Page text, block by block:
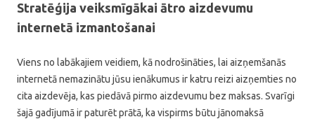
Stratēģija veiksmīgākai ātro aizdevumu
internetā izmantošanai
Viens no labākajiem veidiem, kā nodrošināties, lai aizņemšanās
internetā nemazinātu jūsu ienākumus ir katru reizi aizņemties no
cita aizdevēja, kas piedāvā pirmo aizdevumu bez maksas. Svarīgi
šajā gadījumā ir paturēt prātā, ka vispirms būtu jānomaksā